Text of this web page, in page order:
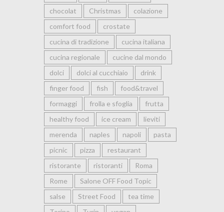
chocolat
Christmas
colazione
comfort food
crostate
cucina di tradizione
cucina italiana
cucina regionale
cucine dal mondo
dolci
dolci al cucchiaio
drink
finger food
fish
food&travel
formaggi
frolla e sfoglia
frutta
healthy food
ice cream
lieviti
merenda
naples napoli
pasta
picnic
pizza
restaurant
ristorante
ristoranti
Roma
Rome
Salone OFF Food Topic
salse
Street Food
tea time